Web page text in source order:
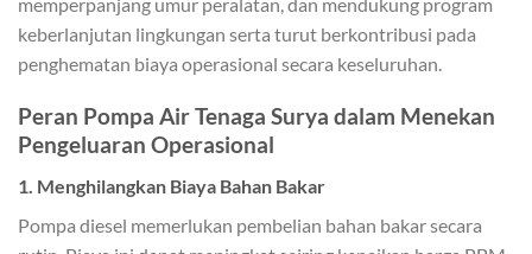
keberlanjutan lingkungan serta turut berkontribusi pada
penghematan biaya operasional secara keseluruhan.
Peran Pompa Air Tenaga Surya dalam Menekan
Pengeluaran Operasional
1. Menghilangkan Biaya Bahan Bakar
Pompa diesel memerlukan pembelian bahan bakar secara